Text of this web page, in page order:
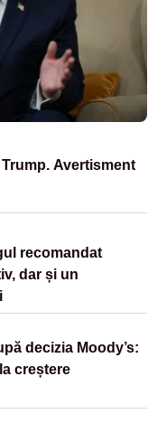
Avertisment
recomandat
dar și un
decizia Moody’s:
creștere